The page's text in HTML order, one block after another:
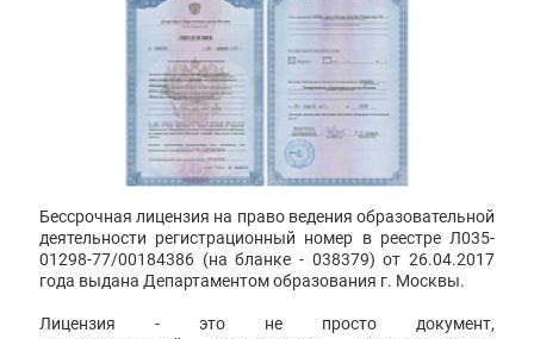
Бессрочная лицензия на право ведения образовательной
деятельности регистрационный номер в реестре Л035-
01298-77/00184386 (на бланке - 038379) от 26.04.2017
года выдана Департаментом образования г. Москвы.
Лицензия - это не просто документ,